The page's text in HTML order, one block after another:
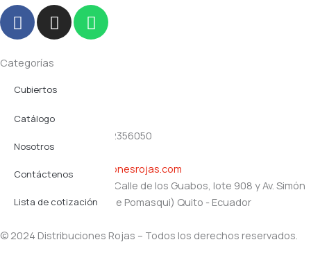
F
a
c
e
b
o
o
I
n
s
t
a
g
r
m
W
h
a
Categorías
Cubiertos
Productos plásticos
Servicio Mesa
Utensilios
Vajilla
Navegación
Catálogo
Nosotros
Contáctenos
Lista de cotización
Contacto
(02) 2356357 - (02) 2356050
0991357168
gerencia@distribucionesrojas.com
Oficinas y bodegas: Calle de los Guabos, lote 908 y Av. Simón
Bolívar (Santa Rosa de Pomasqui) Quito - Ecuador
© 2024 Distribuciones Rojas – Todos los derechos reservados.